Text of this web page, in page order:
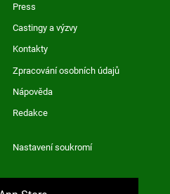
Press
Castingy a výzvy
Kontakty
Zpracování osobních údajů
Nápověda
Redakce
Nastavení soukromí